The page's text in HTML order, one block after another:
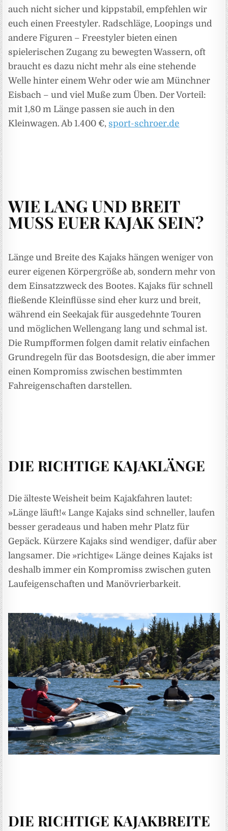
auch nicht sicher und kippstabil, empfehlen wir
euch einen Freestyler. Radschläge, Loopings und
andere Figuren – Freestyler bieten einen
spielerischen Zugang zu bewegten Wassern, oft
braucht es dazu nicht mehr als eine stehende
Welle hinter einem Wehr oder wie am Münchner
Eisbach – und viel Muße zum Üben. Der Vorteil:
mit 1,80 m Länge passen sie auch in den
Kleinwagen. Ab 1.400 €,sport-schroer.de
WIE LANG UND BREIT
MUSS EUER KAJAK SEIN?
Länge und Breite des Kajaks hängen weniger von
eurer eigenen Körpergröße ab, sondern mehr von
dem Einsatzzweck des Bootes. Kajaks für schnell
fließende Kleinflüsse sind eher kurz und breit,
während ein Seekajak für ausgedehnte Touren
und möglichen Wellengang lang und schmal ist.
Die Rumpfformen folgen damit relativ einfachen
Grundregeln für das Bootsdesign, die aber immer
einen Kompromiss zwischen bestimmten
Fahreigenschaften darstellen.
DIE RICHTIGE KAJAKLÄNGE
Die älteste Weisheit beim Kajakfahren lautet:
»Länge läuft!« Lange Kajaks sind schneller, laufen
besser geradeaus und haben mehr Platz für
Gepäck. Kürzere Kajaks sind wendiger, dafür aber
langsamer. Die »richtige« Länge deines Kajaks ist
deshalb immer ein Kompromiss zwischen guten
Laufeigenschaften und Manövrierbarkeit.
DIE RICHTIGE KAJAKBREITE